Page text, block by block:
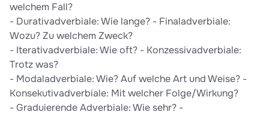
welchem Fall?
- Durativadverbiale: Wie lange? - Finaladverbiale:
Wozu? Zu welchem Zweck?
- Iterativadverbiale: Wie oft? - Konzessivadverbiale:
Trotz was?
- Modaladverbiale: Wie? Auf welche Art und Weise? -
Konsekutivadverbiale: Mit welcher Folge/Wirkung?
- Graduierende Adverbiale: Wie sehr? -